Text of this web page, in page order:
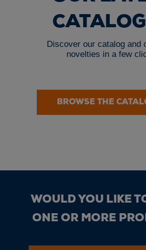
Discover our catalog and
novelties in a few
BROWSE THE
WOULD YOU LIKE
ONE OR MORE